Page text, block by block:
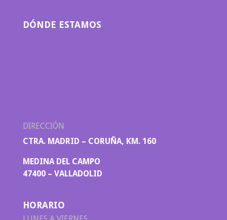
DÓNDE ESTAMOS
DIRECCIÓN
CTRA. MADRID – CORUÑA, KM. 160
MEDINA DEL CAMPO
47400 – VALLADOLID
HORARIO